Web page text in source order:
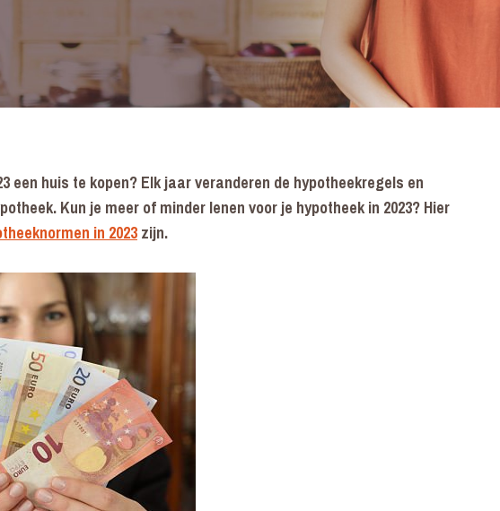
een huis te kopen? Elk jaar veranderen de hypotheekregels en
Kun je meer of minder lenen voor je hypotheek in 2023? Hier
in 2023 zijn.